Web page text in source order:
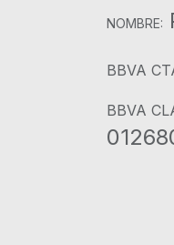
NOMBRE:
BBVA
BBVA